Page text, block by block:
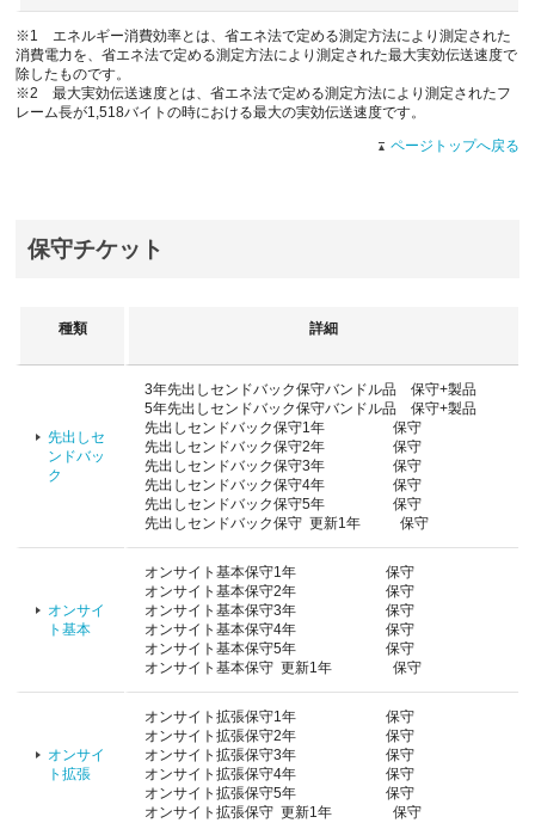
※1 エネルギー消費効率とは、省エネ法で定める測定方法により測定された
消費電力を、省エネ法で定める測定方法により測定された最大実効伝送速度で
除したものです。
※2 最大実効伝送速度とは、省エネ法で定める測定方法により測定されたフ
レーム長が1,518バイトの時における最大の実効伝送速度です。
ページトップへ戻る
保守チケット
種類 詳細
先出しセ
ンドバッ
ク
3年先出しセンドバック保守バンドル品 保守+製品
5年先出しセンドバック保守バンドル品 保守+製品
先出しセンドバック保守1年 保守
先出しセンドバック保守2年 保守
先出しセンドバック保守3年 保守
先出しセンドバック保守4年 保守
先出しセンドバック保守5年 保守
先出しセンドバック保守 更新1年 保守
オンサイ
ト基本
オンサイト基本保守1年 保守
オンサイト基本保守2年 保守
オンサイト基本保守3年 保守
オンサイト基本保守4年 保守
オンサイト基本保守5年 保守
オンサイト基本保守 更新1年 保守
オンサイ
ト拡張
オンサイト拡張保守1年 保守
オンサイト拡張保守2年 保守
オンサイト拡張保守3年 保守
オンサイト拡張保守4年 保守
オンサイト拡張保守5年 保守
オンサイト拡張保守 更新1年 保守